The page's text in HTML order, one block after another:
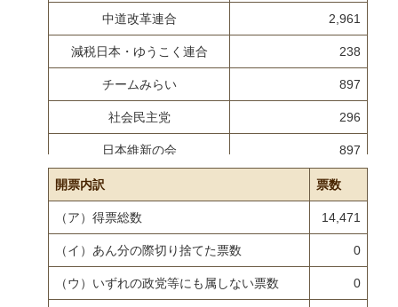
中道改革連合 2,961
減税日本・ゆうこく連合 238
チームみらい 897
社会民主党 296
日本維新の会 897
1,149
国民民主党 1,352
日本共産党 553
開票内訳 票数
（ア）得票総数 14,471
（イ）あん分の際切り捨てた票数 0
（ウ）いずれの政党等にも属しない票数 0